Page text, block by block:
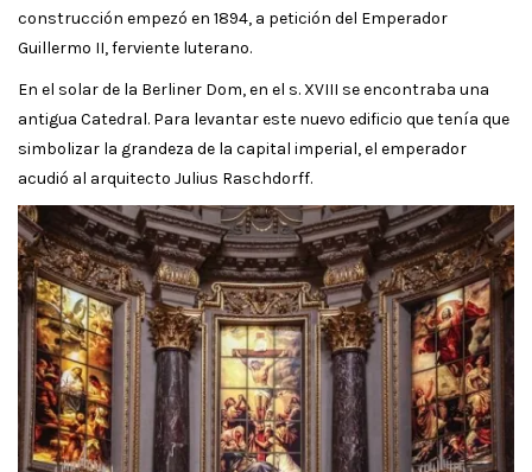
construcción empezó en 1894, a petición del Emperador
Guillermo II, ferviente luterano.
En el solar de la Berliner Dom, en el s. XVIII se encontraba una
antigua Catedral. Para levantar este nuevo edificio que tenía que
simbolizar la grandeza de la capital imperial, el emperador
acudió al arquitecto Julius Raschdorff.